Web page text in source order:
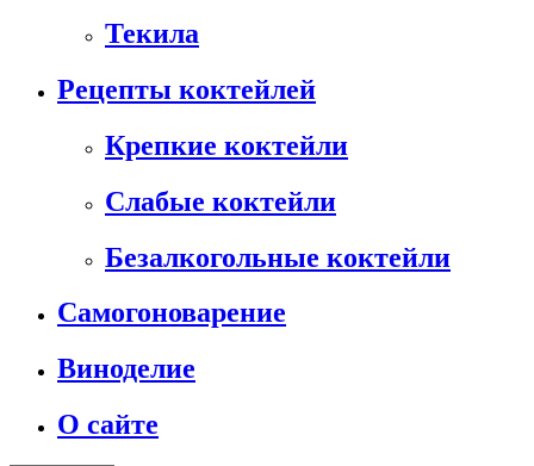
Текила
Рецепты коктейлей
Крепкие коктейли
Слабые коктейли
Безалкогольные коктейли
Самогоноварение
Виноделие
О сайте